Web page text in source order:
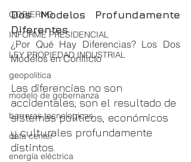
GOBIERNO
INFORME PRESIDENCIAL
LEY PROPIEDAD INDUSTRIAL
geopolitica
modelo de gobernanza
barreras tecnologicas
data center
energía eléctrica
Dos Modelos Profundamente
Diferentes
¿Por Qué Hay Diferencias? Los Dos
Modelos en Conflicto
Las diferencias no son
accidentales; son el resultado de
sistemas políticos, económicos
y culturales profundamente
distintos.